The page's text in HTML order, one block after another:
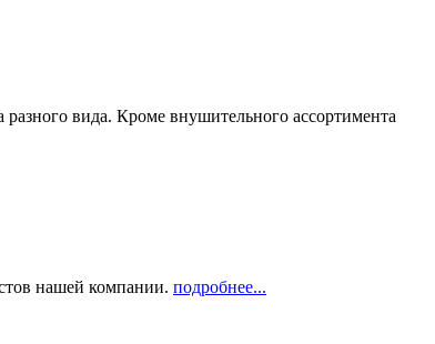
вида. Кроме внушительного ассортимента
нашей компании. подробнее...